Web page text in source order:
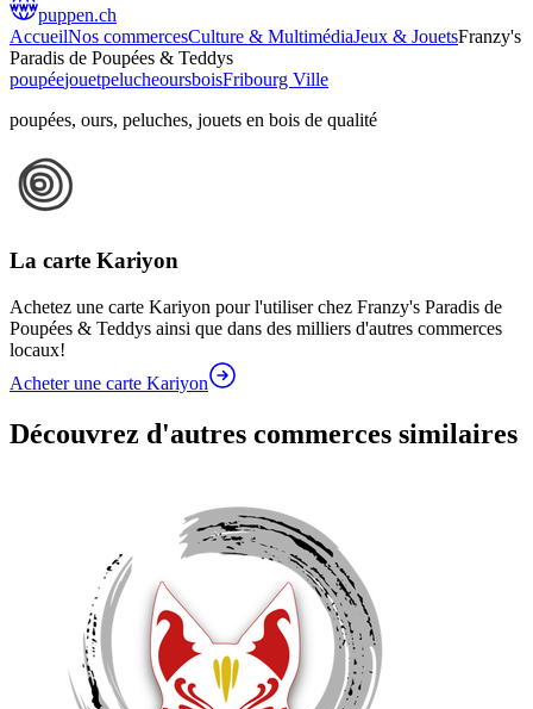
puppen.ch
AccueilNos commercesCulture & MultimédiaJeux & JouetsFranzy's
Paradis de Poupées & Teddys
poupéejouetpelucheoursboisFribourg Ville
poupées, ours, peluches, jouets en bois de qualité
La carte Kariyon
Achetez une carte Kariyon pour l'utiliser chez Franzy's Paradis de
Poupées & Teddys ainsi que dans des milliers d'autres commerces
locaux!
Acheter une carte Kariyon
Découvrez d'autres commerces similaires